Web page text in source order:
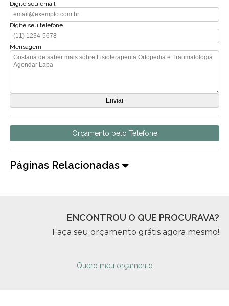
Digite seu email
Digite seu telefone
Mensagem
Orçamento pelo Telefone
Páginas Relacionadas
ENCONTROU O QUE PROCURAVA?
Faça seu orçamento grátis agora mesmo!
Quero meu orçamento